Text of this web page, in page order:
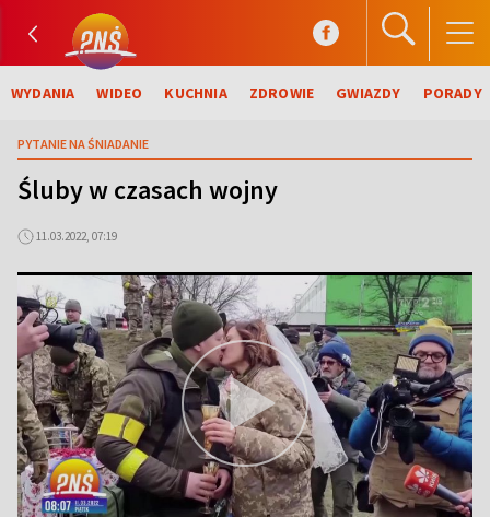
WYDANIA WIDEO KUCHNIA ZDROWIE GWIAZDY PORADY
PYTANIE NA ŚNIADANIE
Śluby w czasach wojny
11.03.2022, 07:19